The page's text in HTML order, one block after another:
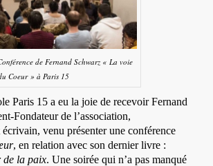
de Fernand Schwarz « La voie
Coeur » à Paris 15
Paris 15 a eu la joie de recevoir Fernand
Fondateur de l’association,
venu présenter une conférence
, en relation avec son dernier livre :
de la paix. Une soirée qui n’a pas manqué